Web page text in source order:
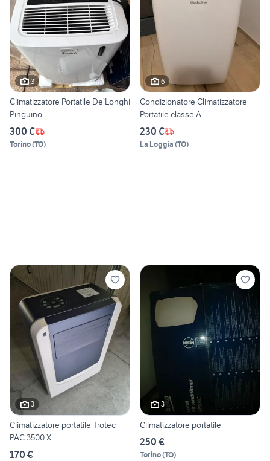
3
Climatizzatore Portatile De’Longhi
Pinguino
300 €
Torino(TO)
6
Condizionatore Climatizzatore
Portatile classe A
230 €
La Loggia (TO)
3
Climatizzatore portatile Trotec
PAC 3500 X
170 €
3
Climatizzatore portatile
250 €
Torino(TO)